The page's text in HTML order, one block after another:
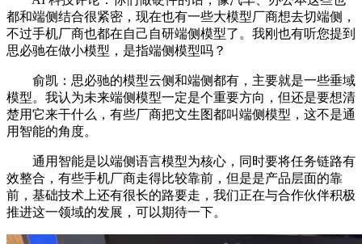
都和端侧结合很紧密，现在也有一些大模型厂商想去切端侧，
不过手机厂商也都在自己自研端侧模型了。我刚也有听您提到
思必驰在做小模型，是指端侧模型吗？
俞凯：思必驰的模型云侧和端侧都有，主要就是一些垂域
模型。我认为未来端侧模型一定是个重要方向，但还是要想清
楚用它来干什么，有些厂商把文生图都叫端侧模型，这不是通
用智能的角度。
通用智能是以端侧语言模型为核心，同时要将任务链路有
效整合，有些手机厂商走得比较靠前，但是是产品层面的靠
前，基础技术上还有很长的路要走，我们正在与合作伙伴积极
推进这一领域的发展，可以期待一下。